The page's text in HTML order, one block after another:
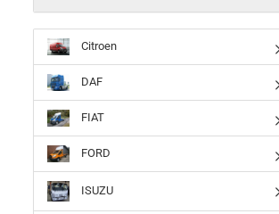
Citroen
DAF
FIAT
FORD
ISUZU